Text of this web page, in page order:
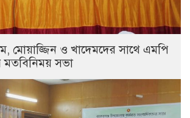
মোয়াজ্জিন ও খাদেমদের সাথে এমপি
সভা